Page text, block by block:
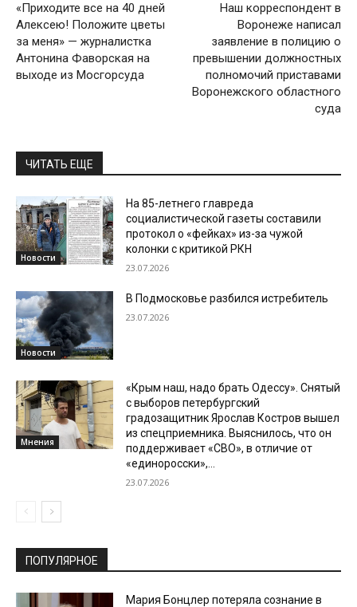
«Приходите все на 40 дней
Алексею! Положите цветы
за меня» — журналистка
Антонина Фаворская на
выходе из Мосгорсуда
Наш корреспондент в
Воронеже написал
заявление в полицию о
превышении должностных
полномочий приставами
Воронежского областного
суда
ЧИТАТЬ ЕЩЕ
Новости
На 85-летнего главреда
социалистической газеты составили
протокол о «фейках» из-за чужой
колонки с критикой РКН
23.07.2026
Новости
В Подмосковье разбился истребитель
23.07.2026
Мнения
«Крым наш, надо брать Одессу». Снятый
с выборов петербургский
градозащитник Ярослав Костров вышел
из спецприемника. Выяснилось, что он
поддерживает «СВО», в отличие от
«единоросски»,...
23.07.2026
ПОПУЛЯРНОЕ
Мария Бонцлер потеряла сознание в